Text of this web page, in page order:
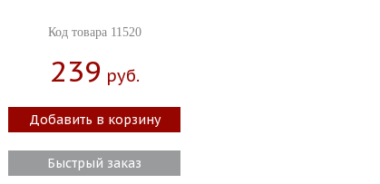
Код товара 11520
239 Руб.
Добавить в корзину
Быстрый заказ